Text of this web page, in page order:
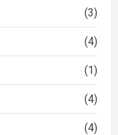
(3)
(4)
(1)
(4)
(4)